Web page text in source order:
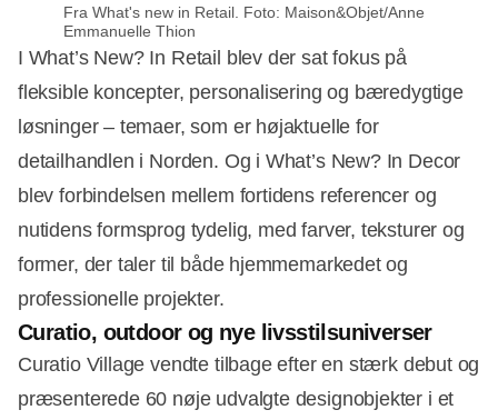
Fra What's new in Retail. Foto: Maison&Objet/Anne
Emmanuelle Thion
I What’s New? In Retail blev der sat fokus på
fleksible koncepter, personalisering og bæredygtige
løsninger – temaer, som er højaktuelle for
detailhandlen i Norden. Og i What’s New? In Decor
blev forbindelsen mellem fortidens referencer og
nutidens formsprog tydelig, med farver, teksturer og
former, der taler til både hjemmemarkedet og
professionelle projekter.
Curatio, outdoor og nye livsstilsuniverser
Curatio Village vendte tilbage efter en stærk debut og
præsenterede 60 nøje udvalgte designobjekter i et